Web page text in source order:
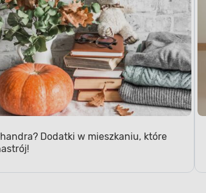
Dodatki w mieszkaniu, które